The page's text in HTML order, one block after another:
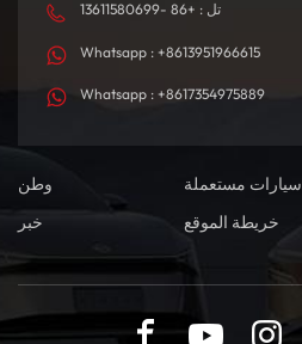
تل : +86 -13611580699
Whatsapp : +8613951966615
Whatsapp : +8617354975889
وطن سيارات مستعملة
خبر
خريطة الموقع